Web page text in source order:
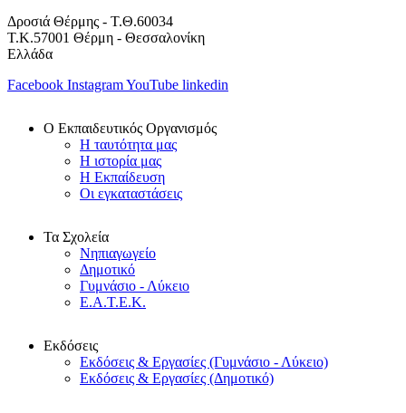
Δροσιά Θέρμης - Τ.Θ.60034
Τ.Κ.57001 Θέρμη - Θεσσαλονίκη
Ελλάδα
Facebook InstagramYouTube linkedin
Ο Εκπαιδευτικός Οργανισμός
Η ταυτότητα μας
Η ιστορία μας
Η Εκπαίδευση
Οι εγκαταστάσεις
Τα Σχολεία
Νηπιαγωγείο
Δημοτικό
Γυμνάσιο - Λύκειο
Ε.Α.Τ.Ε.Κ.
Εκδόσεις
Εκδόσεις & Εργασίες (Γυμνάσιο - Λύκειο)
Εκδόσεις & Εργασίες (Δημοτικό)